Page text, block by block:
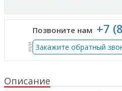
Позвоните нам +7
или Закажите обратный
Описание